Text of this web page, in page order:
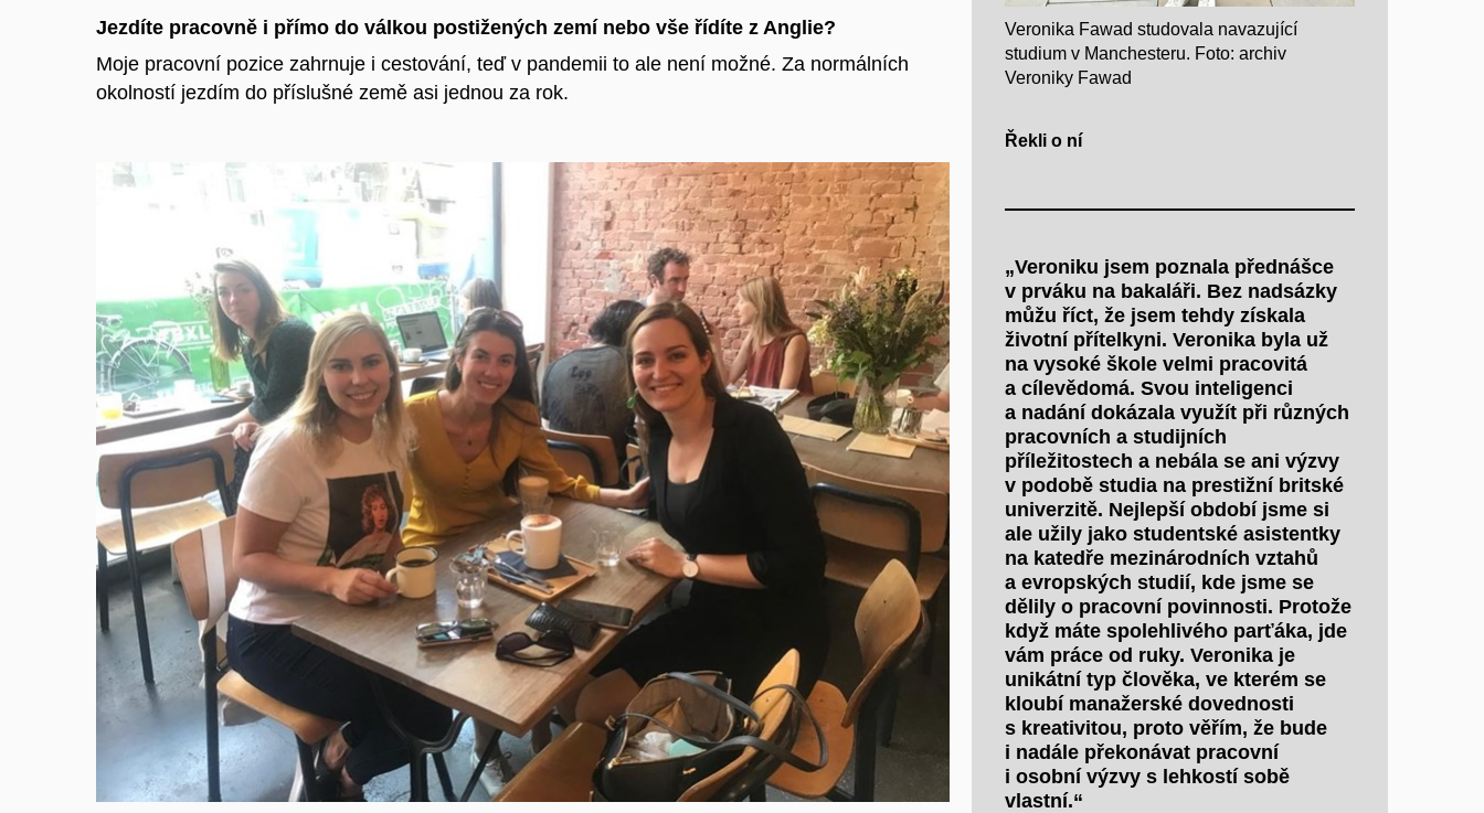
Jezdíte pracovně i přímo do válkou postižených zemí nebo vše řídíte z Anglie?
Moje pracovní pozice zahrnuje i cestování, teď v pandemii to ale není možné. Za normálních
okolností jezdím do příslušné země asi jednou za rok.
Veronika Fawad studovala navazující
studium v Manchesteru. Foto: archiv
Veroniky Fawad
Řekli o ní
„Veroniku jsem poznala přednášce
v prváku na bakaláři. Bez nadsázky
můžu říct, že jsem tehdy získala
životní přítelkyni. Veronika byla už
na vysoké škole velmi pracovitá
a cílevědomá. Svou inteligenci
a nadání dokázala využít při různých
pracovních a studijních
příležitostech a nebála se ani výzvy
v podobě studia na prestižní britské
univerzitě. Nejlepší období jsme si
ale užily jako studentské asistentky
na katedře mezinárodních vztahů
a evropských studií, kde jsme se
dělily o pracovní povinnosti. Protože
když máte spolehlivého parťáka, jde
vám práce od ruky. Veronika je
unikátní typ člověka, ve kterém se
kloubí manažerské dovednosti
s kreativitou, proto věřím, že bude
i nadále překonávat pracovní
i osobní výzvy s lehkostí sobě
vlastní.“